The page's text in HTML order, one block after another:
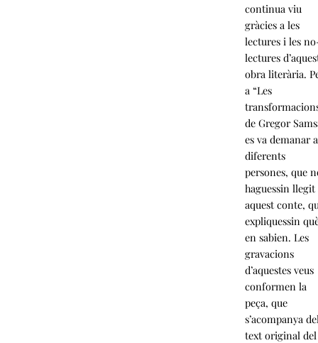
continua viu
gràcies a les
lectures i les
lectures
obra literària.
a “Les
de Gregor
es va demanar a
diferents
persones, que
haguessin llegit
aquest conte,
expliquessin
en sabien. Les
gravacions
d’aquestes veus
conformen la
peça, que
s’acompanya
text original del